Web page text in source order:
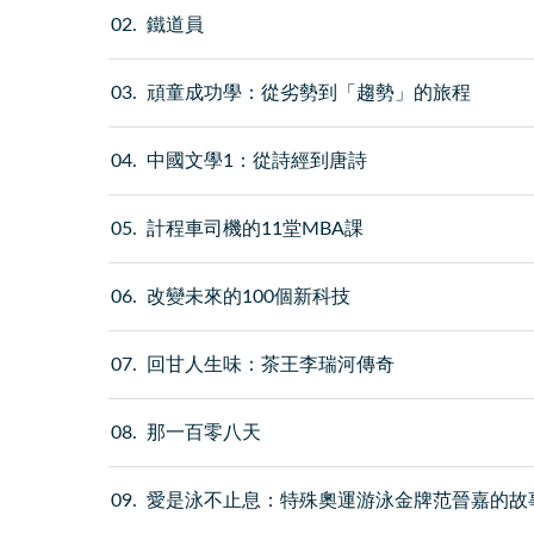
02 鐵道員
03 頑童成功學：從劣勢到「趨勢」的旅程
04 中國文學1：從詩經到唐詩
05 計程車司機的11堂MBA課
06 改變未來的100個新科技
07 回甘人生味：茶王李瑞河傳奇
08 那一百零八天
09 愛是泳不止息：特殊奧運游泳金牌范晉嘉的故